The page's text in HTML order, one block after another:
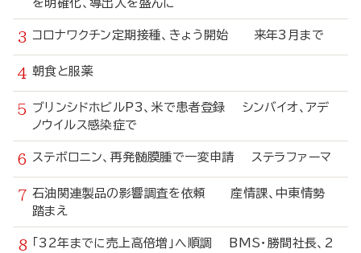
を明確化、導出入を盛んに
コロナワクチン定期接種、きょう開始 来年3月まで
朝食と服薬
ブリンシドホビルP3、米で患者登録 シンバイオ、アデ
ノウイルス感染症で
ステボロニン、再発髄膜腫で一変申請 ステラファーマ
石油関連製品の影響調査を依頼 産情課、中東情勢
踏まえ
「32年までに売上高倍増」へ順調 BMS・勝間社長、2